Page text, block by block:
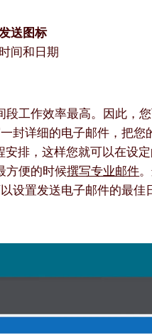
送图标
间和日期
工作效率最高。因此，
封详细的电子邮件，把
排，这样您就可以在设
方便的时候撰写专业邮件
置发送电子邮件的最佳